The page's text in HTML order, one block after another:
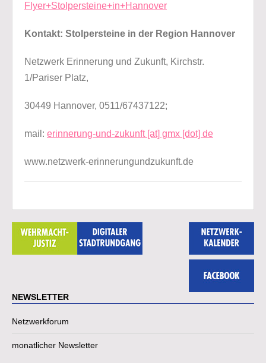
Flyer+Stolpersteine+in+Hannover
Kontakt: Stolpersteine in der Region Hannover
Netzwerk Erinnerung und Zukunft, Kirchstr.
1/Pariser Platz,
30449 Hannover, 0511/67437122;
mail: erinnerung-und-zukunft [at] gmx [dot] de
www.netzwerk-erinnerungundzukunft.de
NEWSLETTER
Netzwerkforum
monatlicher Newsletter